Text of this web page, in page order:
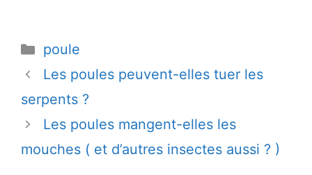
Catégories
poule
Les poules peuvent-elles tuer les
serpents ?
Les poules mangent-elles les
mouches ( et d’autres insectes aussi ? )